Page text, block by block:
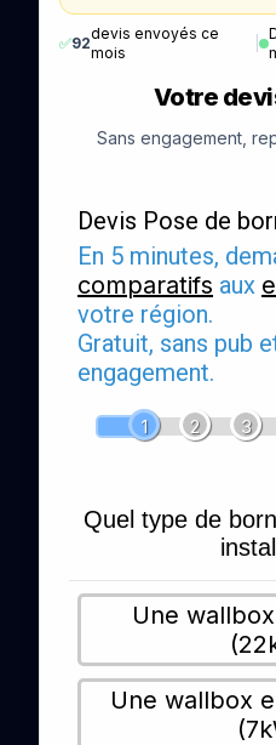
✅92
devis envoyés ce
mois
|
Votre
Sans engagement,
Devis Pose de
En 5 minutes,
comparatifs aux
votre région.
Gratuit, sans pub
engagement.
1 2 3
Quel type de
Une
Une wallbox